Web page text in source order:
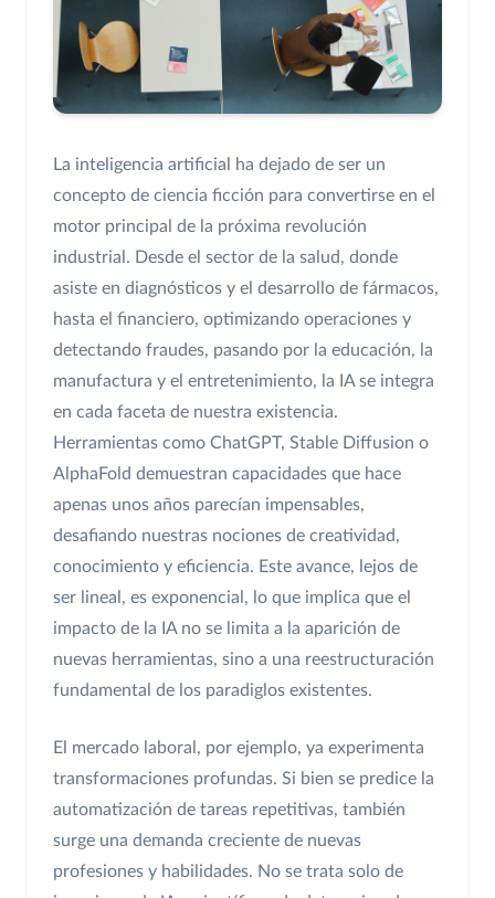
La inteligencia artificial ha dejado de ser un
concepto de ciencia ficción para convertirse en el
motor principal de la próxima revolución
industrial. Desde el sector de la salud, donde
asiste en diagnósticos y el desarrollo de fármacos,
hasta el financiero, optimizando operaciones y
detectando fraudes, pasando por la educación, la
manufactura y el entretenimiento, la IA se integra
en cada faceta de nuestra existencia.
Herramientas como ChatGPT, Stable Diffusion o
AlphaFold demuestran capacidades que hace
apenas unos años parecían impensables,
desafiando nuestras nociones de creatividad,
conocimiento y eficiencia. Este avance, lejos de
ser lineal, es exponencial, lo que implica que el
impacto de la IA no se limita a la aparición de
nuevas herramientas, sino a una reestructuración
fundamental de los paradiglos existentes.
El mercado laboral, por ejemplo, ya experimenta
transformaciones profundas. Si bien se predice la
automatización de tareas repetitivas, también
surge una demanda creciente de nuevas
profesiones y habilidades. No se trata solo de